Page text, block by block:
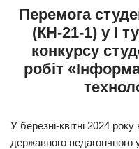
Перемога
(КН-21-1) у І
конкурсу
робіт
У березні-квітні 2024
державного педагогічного